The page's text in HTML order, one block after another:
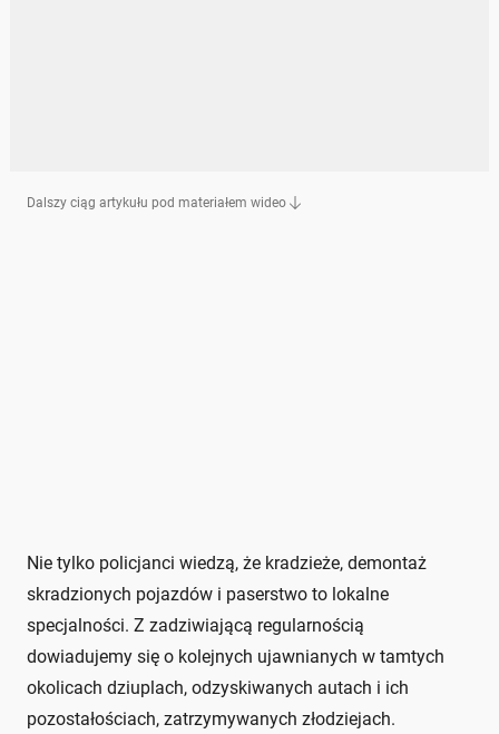
Dalszy ciąg artykułu pod materiałem wideo
Nie tylko policjanci wiedzą, że kradzieże, demontaż
skradzionych pojazdów i paserstwo to lokalne
specjalności. Z zadziwiającą regularnością
dowiadujemy się o kolejnych ujawnianych w tamtych
okolicach dziuplach, odzyskiwanych autach i ich
pozostałościach, zatrzymywanych złodziejach.